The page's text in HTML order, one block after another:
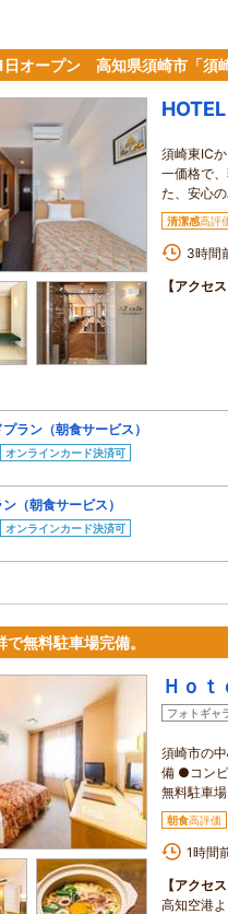
オープン 高知県須崎市「須
須崎東IC
一価格で
た、安心
清潔感高評
3時間
【アクセス
ラン（朝食サービス）
オンラインカード決済可
（朝食サービス）
オンラインカード決済可
無料駐車場完備。
Ｈｏ
フォトギャ
須崎市の
備 ●コン
無料駐車
朝食高評価
1時間
【アクセス
高知空港